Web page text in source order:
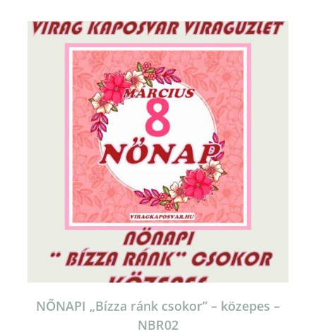
NŐNAPI „Bízza ránk csokor” – közepes –
NBR02